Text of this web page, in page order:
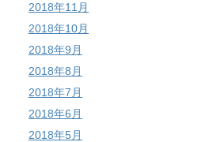
2018年11月
2018年10月
2018年9月
2018年8月
2018年7月
2018年6月
2018年5月